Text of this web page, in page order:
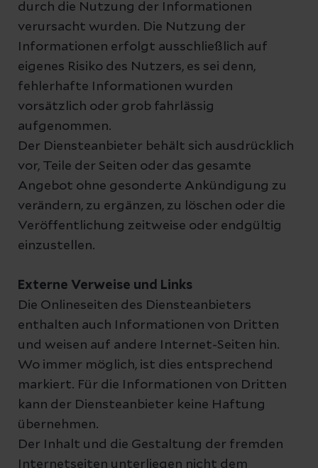
durch die Nutzung der Informationen
verursacht wurden. Die Nutzung der
Informationen erfolgt ausschließlich auf
eigenes Risiko des Nutzers, es sei denn,
fehlerhafte Informationen wurden
vorsätzlich oder grob fahrlässig
aufgenommen.
Der Diensteanbieter behält sich ausdrücklich
vor, Teile der Seiten oder das gesamte
Angebot ohne gesonderte Ankündigung zu
verändern, zu ergänzen, zu löschen oder die
Veröffentlichung zeitweise oder endgültig
einzustellen.
Externe Verweise und Links
Die Onlineseiten des Diensteanbieters
enthalten auch Informationen von Dritten
und weisen auf andere Internet-Seiten hin.
Wo immer möglich, ist dies entsprechend
markiert. Für die Informationen von Dritten
kann der Diensteanbieter keine Haftung
übernehmen.
Der Inhalt und die Gestaltung der fremden
Internetseiten unterliegen nicht dem